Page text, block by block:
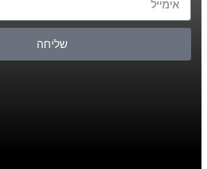
שליחה